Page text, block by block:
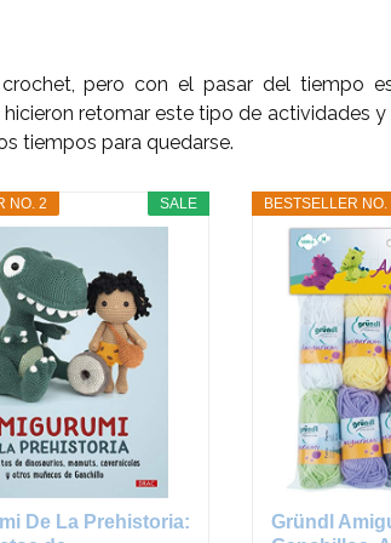
pero con el pasar del tiempo
retomar este tipo de actividades
tiempos para quedarse.
SALE
NO. 2
De La Prehistoria:
BESTSELLER NO.
Gründl